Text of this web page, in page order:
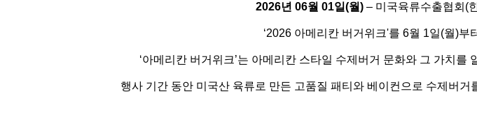
2026년 06월 01일(월)– 미국육류수출협회(
‘2026 아메리칸 버거위크'를 6월 1일(월)
‘아메리칸 버거위크’는 아메리칸 스타일 수제버거 문화와 그 가치
행사 기간 동안 미국산 육류로 만든 고품질 패티와 베이컨으로 수제버거